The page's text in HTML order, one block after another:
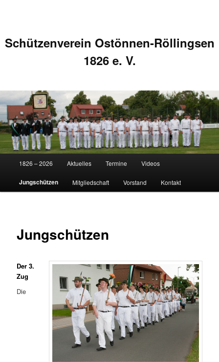
Schützenverein Ostönnen-Röllingsen
1826 e. V.
Zum
primären
Zum
sekundären
1826 – 2026 Aktuelles Termine Videos
Jungschützen Mitgliedschaft Vorstand Kontakt
Jungschützen
Der 3.
Zug
Die